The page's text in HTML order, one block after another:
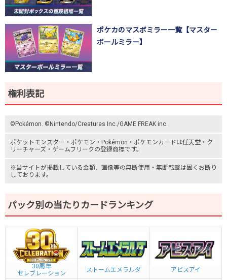
ポケカのマスボミラー一覧【マスター
ボールミラー】
権利表記
©Pokémon. ©Nintendo/Creatures Inc./GAME FREAK inc.
ポケットモンスター ・ポケモン・Pokémon・ ポケモンカードは任天堂・ ク
リーチャーズ ・ ゲームフリークの登録商標です。
※当サイトが掲載している金額、画像等の無断使用・無断転載は固くお断り
しております。
パック別の当たりカードランキング
30周年
セレブレーション
ストームエメラルダ アビスアイ